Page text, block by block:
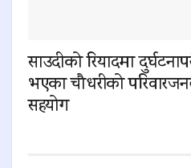
साउदीको रियादमा
भएका चौधरीको
सहयोग